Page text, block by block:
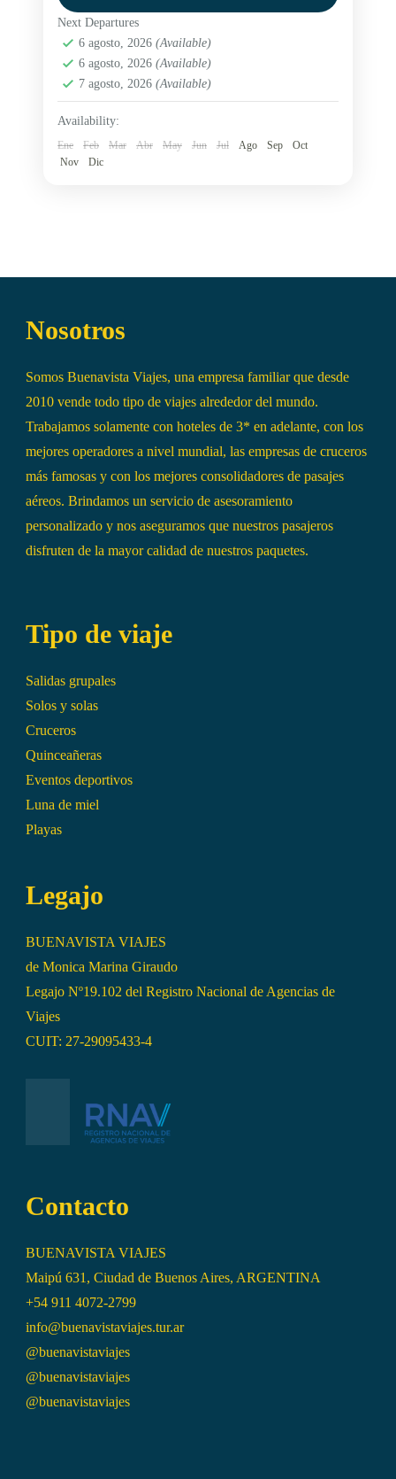
Reserva ahora y vive una experiencia
inolvidable.
Argentina,Jujuy,Salta
Medium
Next Departures
6 agosto, 2026 (Available)
6 agosto, 2026 (Available)
7 agosto, 2026 (Available)
Availability:
Ene Feb Mar Abr May Jun Jul Ago Sep
Oct
Nov
Dic
Nosotros
Somos Buenavista Viajes, una empresa familiar que desde
2010 vende todo tipo de viajes alrededor del mundo.
Trabajamos solamente con hoteles de 3* en adelante, con los
mejores operadores a nivel mundial, las empresas de cruceros
más famosas y con los mejores consolidadores de pasajes
aéreos. Brindamos un servicio de asesoramiento
personalizado y nos aseguramos que nuestros pasajeros
disfruten de la mayor calidad de nuestros paquetes.
Tipo de viaje
Salidas grupales
Solos y solas
Cruceros
Quinceañeras
Eventos deportivos
Luna de miel
Playas
Legajo
BUENAVISTA VIAJES
de Monica Marina Giraudo
Legajo Nº19.102 del Registro Nacional de Agencias de
Viajes
CUIT: 27-29095433-4
Contacto
BUENAVISTA VIAJES
Maipú 631, Ciudad de Buenos Aires, ARGENTINA
+54 911 4072-2799
info@buenavistaviajes.tur.ar
@buenavistaviajes
@buenavistaviajes
@buenavistaviajes